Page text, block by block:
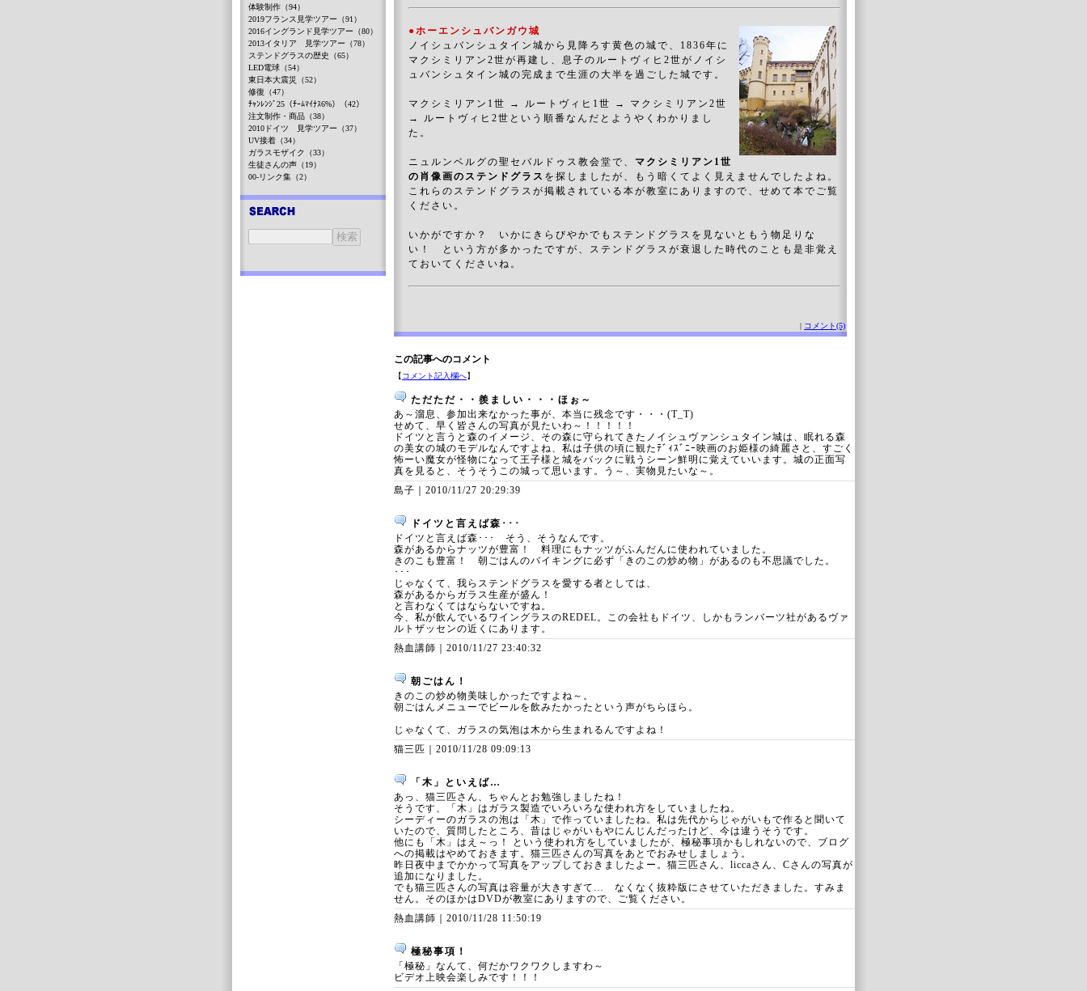
●ホーエンシュバンガウ城
ノイシュバンシュタイン城から見降ろす黄色の城で、1836年に
マクシミリアン2世が再建し、息子のルートヴィヒ2世がノイシ
ュバンシュタイン城の完成まで生涯の大半を過ごした城です。
マクシミリアン1世 → ルートヴィヒ1世 → マクシミリアン2世
→ ルートヴィヒ2世という順番なんだとようやくわかりまし
た。
ニュルンベルグの聖セバルドゥス教会堂で、 マクシミリアン1世
の肖像画のステンドグラス を探しましたが、もう暗くてよく見えませんでしたよね。
これらのステンドグラスが掲載されている本が教室にありますので、せめて本でご覧
ください。
いかがですか？ いかにきらびやかでもステンドグラスを見ないともう物足りな
い！ という方が多かったですが、ステンドグラスが衰退した時代のことも是非覚え
ておいてくださいね。
| コメント(5)
この記事へのコメント
【コメント記入欄へ】
ただただ・・羨ましい・・・ほぉ～
あ～溜息、参加出来なかった事が、本当に残念です・・・(T_T)
せめて、早く皆さんの写真が見たいわ～！！！！！
ドイツと言うと森のイメージ、その森に守られてきたノイシュヴァンシュタイン城は、眠れる森
の美女の城のモデルなんですよね、私は子供の頃に観たﾃﾞｨｽﾞﾆｰ映画のお姫様の綺麗さと、すごく
怖ーい魔女が怪物になって王子様と城をバックに戦うシーン鮮明に覚えていいます。城の正面写
真を見ると、そうそうこの城って思います。う～、実物見たいな～。
島子｜ 2010/11/27 20:29:39
ドイツと言えば森･･･
ドイツと言えば森･･･ そう、そうなんです。
森があるからナッツが豊富！ 料理にもナッツがふんだんに使われていました。
きのこも豊富！ 朝ごはんのバイキングに必ず「きのこの炒め物」があるのも不思議でした。
･･･
じゃなくて、我らステンドグラスを愛する者としては、
森があるからガラス生産が盛ん！
と言わなくてはならないですね。
今、私が飲んでいるワイングラスのREDEL。この会社もドイツ、しかもランバーツ社があるヴァ
ルトザッセンの近くにあります。
熱血講師｜ 2010/11/27 23:40:32
朝ごはん！
きのこの炒め物美味しかったですよね～。
朝ごはんメニューでビールを飲みたかったという声がちらほら。
じゃなくて、ガラスの気泡は木から生まれるんですよね！
猫三匹｜ 2010/11/28 09:09:13
「木」といえば…
あっ、猫三匹さん、ちゃんとお勉強しましたね！
そうです、「木」はガラス製造でいろいろな使われ方をしていましたね。
シーディーのガラスの泡は「木」で作っていましたね。私は先代からじゃがいもで作ると聞いて
いたので、質問したところ、昔はじゃがいもやにんじんだったけど、今は違うそうです。
他にも「木」はえ～っ！ という使われ方をしていましたが、極秘事項かもしれないので、ブログ
への掲載はやめておきます。猫三匹さんの写真をあとでおみせしましょう。
昨日夜中までかかって写真をアップしておきましたよー。猫三匹さん、liccaさん、Cさんの写真が
追加になりました。
でも猫三匹さんの写真は容量が大きすぎて… なくなく抜粋版にさせていただきました。すみま
せん。そのほかはDVDが教室にありますので、ご覧ください。
熱血講師｜ 2010/11/28 11:50:19
極秘事項！
「極秘」なんて、何だかワクワクしますわ～
ビデオ上映会楽しみです！！！
体験制作（94）
2019フランス見学ツアー（91）
2016イングランド見学ツアー（80）
2013イタリア 見学ツアー（78）
ステンドグラスの歴史（65）
LED電球（54）
東日本大震災（52）
修復（47）
ﾁｬﾝﾚﾝｼﾞ25（ﾁｰﾑﾏｲﾅｽ6%）（42）
注文制作・商品（38）
2010ドイツ 見学ツアー（37）
UV接着（34）
ガラスモザイク（33）
生徒さんの声（19）
00-リンク集（2）